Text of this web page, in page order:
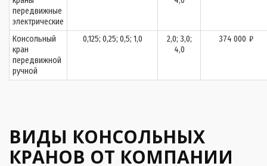
передвижные
электрические
Консольный
кран
передвижной
ручной
0,125; 0,25; 0,5; 1,0
2,0; 3,0;
4,0
374 000 ₽
ВИДЫ КОНСОЛЬНЫХ
КРАНОВ ОТ КОМПАНИИ